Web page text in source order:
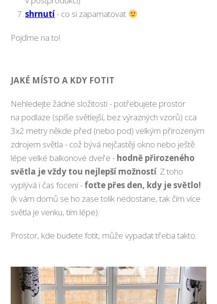
shrnutí- co si zapamatovat
Pojďme na to!
JAKÉ MÍSTO A KDY FOTIT
Nehledejte žádné složitosti - potřebujete prostor
na podlaze (spíše světlejší, bez výrazných vzorů) cca
3x2 metry někde před (nebo pod) velkým přirozeným
zdrojem světla - což bývá nejčastěji okno nebo ještě
lépe velké balkonové dveře - hodně přirozeného
světla je vždy tou nejlepší možností. Z toho
vyplývá i čas focení - foťte přes den, kdy je světlo!
(k vám domů se ho zase tolik nedostane, tak čím více
světla je venku, tím lépe).
Prostor, kde budete fotit, může vypadat třeba takto: